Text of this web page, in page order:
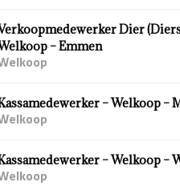
Dier
– Emmen
– Welkoop –
– Welkoop –